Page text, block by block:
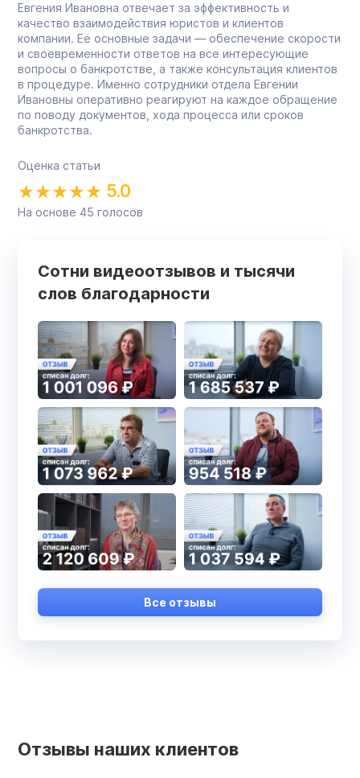
Евгения Ивановна отвечает за эффективность и
качество взаимодействия юристов и клиентов
компании. Её основные задачи — обеспечение скорости
и своевременности ответов на все интересующие
вопросы о банкротстве, а также консультация клиентов
в процедуре. Именно сотрудники отдела Евгении
Ивановны оперативно реагируют на каждое обращение
по поводу документов, хода процесса или сроков
банкротства.
Оценка статьи
5.0
На основе 45 голосов
Сотни видеоотзывов и тысячи
слов благодарности
Все отзывы
Отзывы наших клиентов